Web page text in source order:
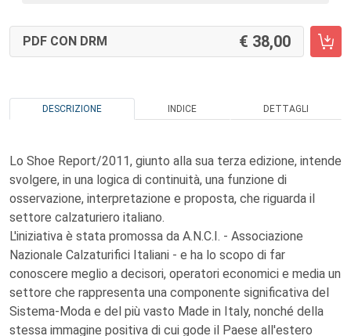
PDF CON DRM 38,00
DESCRIZIONE INDICE DETTAGLI
Lo Shoe Report/2011, giunto alla sua terza edizione, intende
svolgere, in una logica di continuità, una funzione di
osservazione, interpretazione e proposta, che riguarda il
settore calzaturiero italiano.
L'iniziativa è stata promossa da A.N.C.I. - Associazione
Nazionale Calzaturifici Italiani - e ha lo scopo di far
conoscere meglio a decisori, operatori economici e media un
settore che rappresenta una componente significativa del
Sistema-Moda e del più vasto Made in Italy, nonché della
stessa immagine positiva di cui gode il Paese all'estero